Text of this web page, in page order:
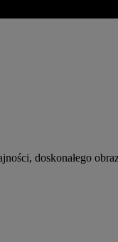
doskonałego